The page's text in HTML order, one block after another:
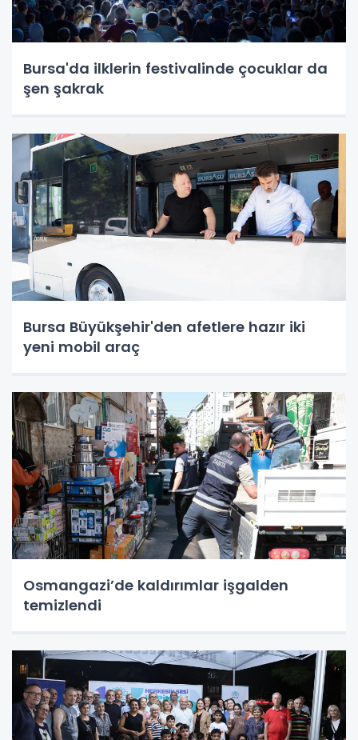
Bursa'da ilklerin festivalinde çocuklar da
şen şakrak
Bursa Büyükşehir'den afetlere hazır iki
yeni mobil araç
Osmangazi’de kaldırımlar işgalden
temizlendi